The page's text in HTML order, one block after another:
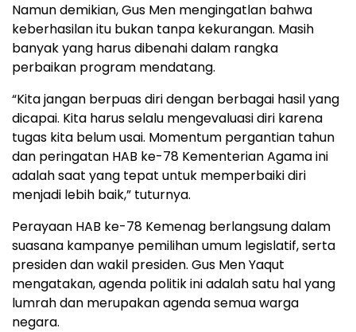
Namun demikian, Gus Men mengingatlan bahwa
keberhasilan itu bukan tanpa kekurangan. Masih
banyak yang harus dibenahi dalam rangka
perbaikan program mendatang.
“Kita jangan berpuas diri dengan berbagai hasil yang
dicapai. Kita harus selalu mengevaluasi diri karena
tugas kita belum usai. Momentum pergantian tahun
dan peringatan HAB ke-78 Kementerian Agama ini
adalah saat yang tepat untuk memperbaiki diri
menjadi lebih baik,” tuturnya.
Perayaan HAB ke-78 Kemenag berlangsung dalam
suasana kampanye pemilihan umum legislatif, serta
presiden dan wakil presiden. Gus Men Yaqut
mengatakan, agenda politik ini adalah satu hal yang
lumrah dan merupakan agenda semua warga
negara.